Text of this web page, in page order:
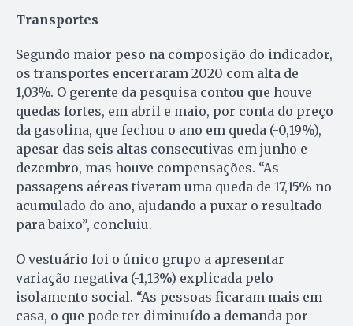
Transportes
Segundo maior peso na composição do indicador,
os transportes encerraram 2020 com alta de
1,03%. O gerente da pesquisa contou que houve
quedas fortes, em abril e maio, por conta do preço
da gasolina, que fechou o ano em queda (-0,19%),
apesar das seis altas consecutivas em junho e
dezembro, mas houve compensações. “As
passagens aéreas tiveram uma queda de 17,15% no
acumulado do ano, ajudando a puxar o resultado
para baixo”, concluiu.
O vestuário foi o único grupo a apresentar
variação negativa (-1,13%) explicada pelo
isolamento social. “As pessoas ficaram mais em
casa, o que pode ter diminuído a demanda por